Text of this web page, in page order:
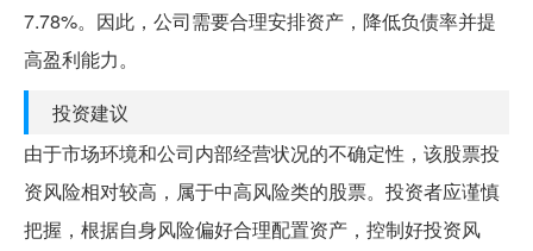
7.78%。因此，公司需要合理安排资产，降低负债率并提
高盈利能力。
投资建议
由于市场环境和公司内部经营状况的不确定性，该股票投
资风险相对较高，属于中高风险类的股票。投资者应谨慎
把握，根据自身风险偏好合理配置资产，控制好投资风